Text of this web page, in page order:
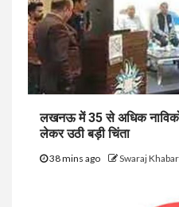
लखनऊ में 35 से अधिक नाविकों
लेकर उठी बड़ी चिंता
38 mins ago Swaraj Khabar